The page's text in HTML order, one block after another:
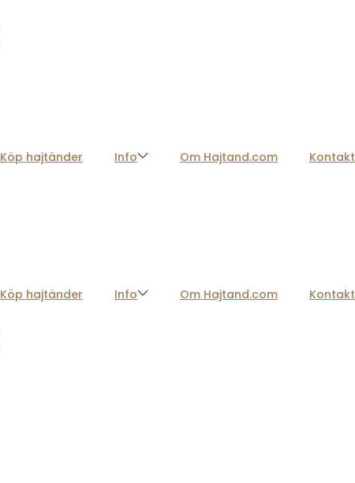
Köp hajtänder Info Om Hajtand.com Kontakt
Köp hajtänder Info Om Hajtand.com Kontakt